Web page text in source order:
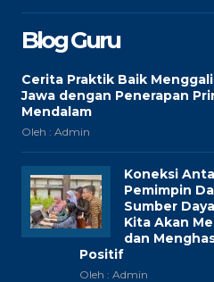
Blog Guru
Cerita Praktik Baik
Jawa dengan Penerapan
Mendalam
Oleh : Admin
Koneksi
Pemimpin
Sumber
Kita Akan
dan
Positif
Oleh : Admin